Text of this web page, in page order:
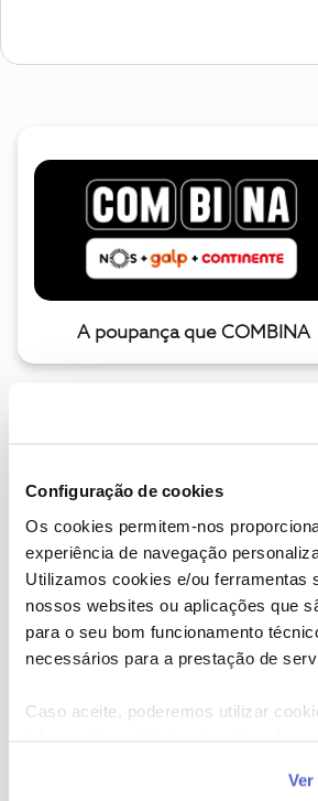
Configuração de cookies
Os cookies permitem-nos
experiência de navegação
Utilizamos cookies e/ou ferramentas
nossos websites ou aplicações que
para o seu bom funcionamento
necessários para a prestação de
Caso aceite, poderemos utilizar
funcionalidades (cookies de
A poupança que COMBINA
Descubra as novidades de